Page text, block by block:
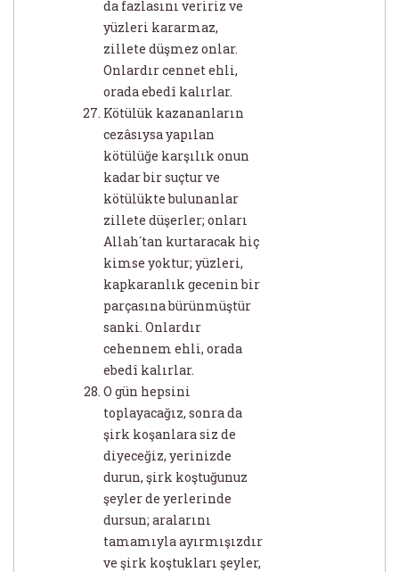
da fazlasını veririz ve
yüzleri kararmaz,
zillete düşmez onlar.
Onlardır cennet ehli,
orada ebedî kalırlar.
Kötülük kazananların
cezâsıysa yapılan
kötülüğe karşılık onun
kadar bir suçtur ve
kötülükte bulunanlar
zillete düşerler; onları
Allah´tan kurtaracak hiç
kimse yoktur; yüzleri,
kapkaranlık gecenin bir
parçasına bürünmüştür
sanki. Onlardır
cehennem ehli, orada
ebedî kalırlar.
O gün hepsini
toplayacağız, sonra da
şirk koşanlara siz de
diyeceğiz, yerinizde
durun, şirk koştuğunuz
şeyler de yerlerinde
dursun; aralarını
tamamıyla ayırmışızdır
ve şirk koştukları şeyler,